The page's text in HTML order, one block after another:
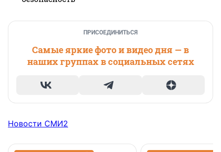
ПРИСОЕДИНИТЬСЯ
Самые яркие фото и видео дня — в
наших группах в социальных сетях
Новости СМИ2